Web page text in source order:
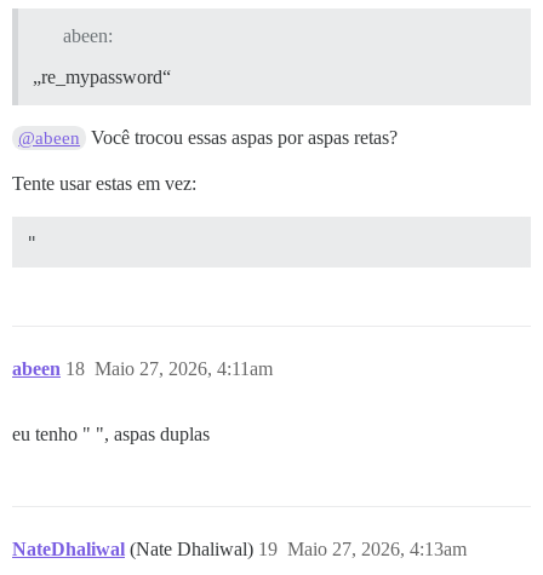
abeen:
„re_mypassword“
@abeen Você trocou essas aspas por aspas retas?
Tente usar estas em vez:
abeen Maio 27, 2026, 4:11am
18
eu tenho " ", aspas duplas
NateDhaliwal (Nate Dhaliwal) Maio 27, 2026, 4:13am
19